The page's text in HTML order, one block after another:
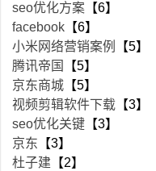
seo优化方案 【6】
facebook 【6】
小米网络营销案例
【5】
腾讯帝国
【5】
京东商城 【5】
视频剪辑软件下载 【3】
seo优化关键 【3】
京东 【3】
杜子建 【2】